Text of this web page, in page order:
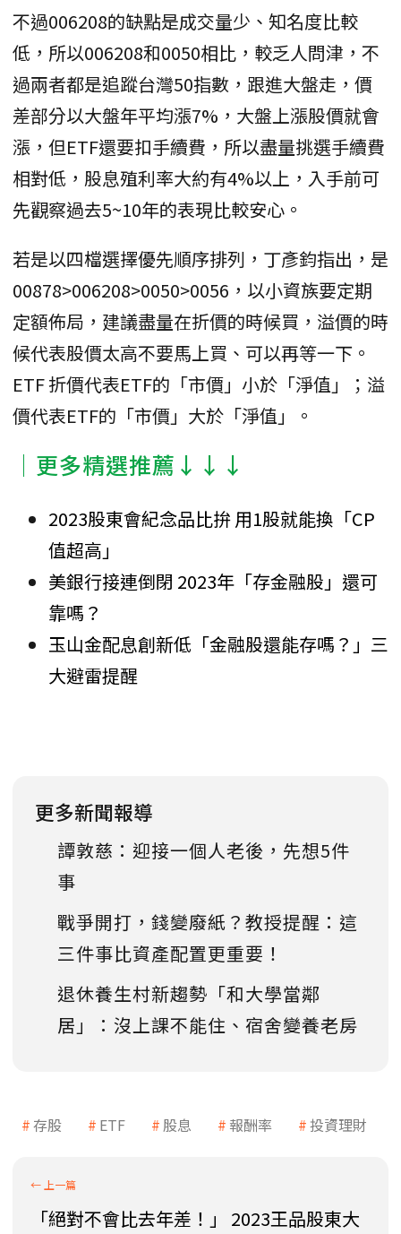
不過006208的缺點是成交量少、知名度比較
低，所以006208和0050相比，較乏人問津，不
過兩者都是追蹤台灣50指數，跟進大盤走，價
差部分以大盤年平均漲7%，大盤上漲股價就會
漲，但ETF還要扣手續費，所以盡量挑選手續費
相對低，股息殖利率大約有4%以上，入手前可
先觀察過去5~10年的表現比較安心。
若是以四檔選擇優先順序排列，丁彥鈞指出，是
00878>006208>0050>0056，以小資族要定期
定額佈局，建議盡量在折價的時候買，溢價的時
候代表股價太高不要馬上買、可以再等一下。
ETF 折價代表ETF的「市價」小於「淨值」；溢
價代表ETF的「市價」大於「淨值」。
│更多精選推薦↓↓↓
2023股東會紀念品比拚 用1股就能換「CP
值超高」
美銀行接連倒閉 2023年「存金融股」還可
靠嗎？
玉山金配息創新低「金融股還能存嗎？」三
大避雷提醒
更多新聞報導
譚敦慈：迎接一個人老後，先想5件
事
戰爭開打，錢變廢紙？教授提醒：這
三件事比資產配置更重要！
退休養生村新趨勢「和大學當鄰
居」：沒上課不能住、宿舍變養老房
存股 ETF 股息 報酬率 投資理財
「絕對不會比去年差！」 2023王品股東大